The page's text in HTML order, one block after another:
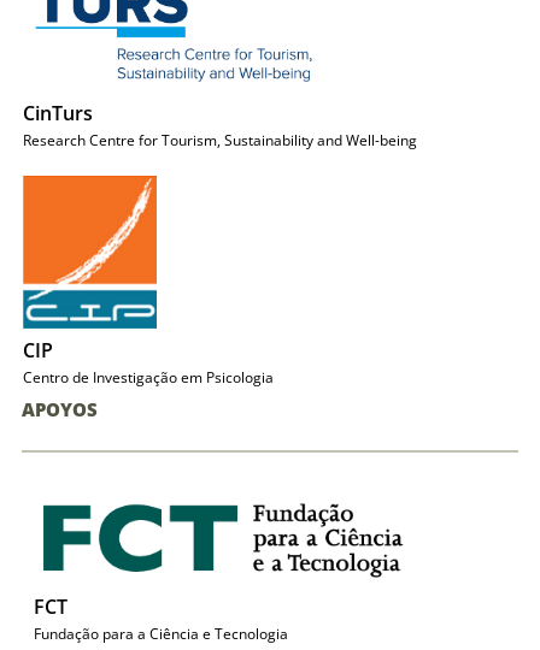
CinTurs
Research Centre for Tourism, Sustainability and Well-being
CIP
Centro de Investigação em Psicologia
APOYOS
FCT
Fundação para a Ciência e Tecnologia